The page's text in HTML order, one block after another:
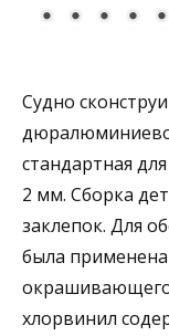
Судно
стандартная
2 мм. Сборка
заклепок. Для
была применена
хлорвинил